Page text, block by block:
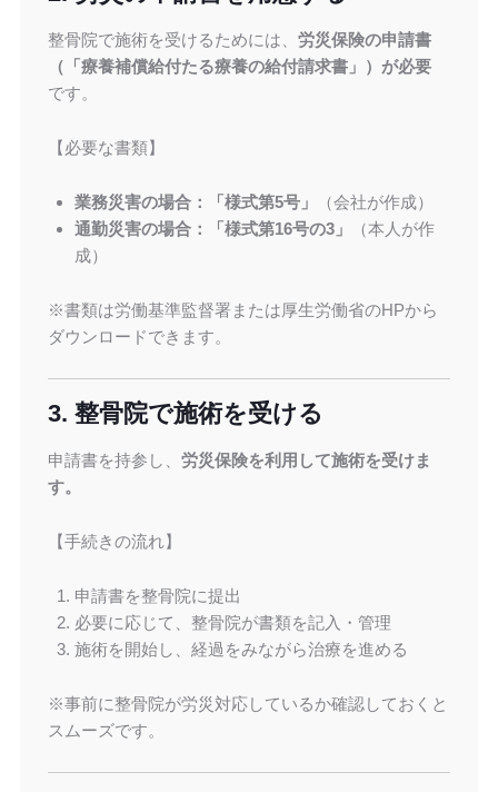
整骨院で施術を受けるためには、 労災保険の申請書
（「療養補償給付たる療養の給付請求書」）が必要
です。
【必要な書類】
業務災害の場合：「様式第5号」
（会社が作成）
通勤災害の場合：「様式第16号の3」
（本人が作
成）
※書類は労働基準監督署または厚生労働省のHPから
ダウンロードできます。
3. 整骨院で施術を受ける
申請書を持参し、 労災保険を利用して施術を受けま
す。
【手続きの流れ】
申請書を整骨院に提出
必要に応じて、整骨院が書類を記入・管理
施術を開始し、経過をみながら治療を進める
※事前に整骨院が労災対応しているか確認しておくと
スムーズです。